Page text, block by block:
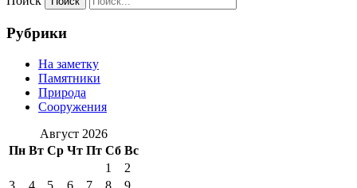
Рубрики
На заметку
Памятники
Природа
Сооружения
Август 2026
Пн Вт Ср Чт Пт Сб Вс
1
2
3
4 5 6 7 8
9